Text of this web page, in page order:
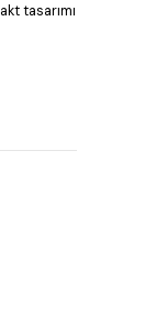
tasarımı